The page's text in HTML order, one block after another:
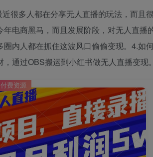
近很多人都在分享无人直播的玩法，而且
年电商黑马，而且发展阶段，对无人直播
圈内人都在抓住这波风口偷偷变现。4.如
，通过OBS搬运到小红书做无人直播变现
付费资源